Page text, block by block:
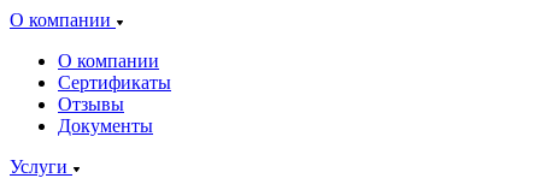
О компании
О компании
Сертификаты
Отзывы
Документы
Услуги